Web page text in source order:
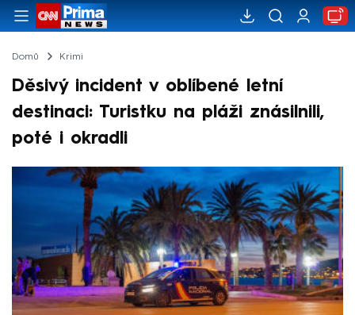
Domů Krimi
Děsivý incident v oblíbené letní
destinaci: Turistku na pláži znásilnili,
poté i okradli